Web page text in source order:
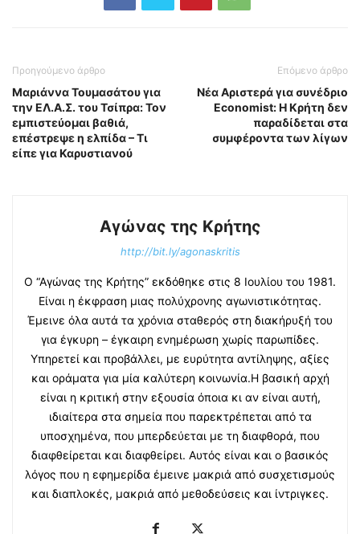
Προηγούμενο άρθρο
Μαριάννα Τουμασάτου για
την ΕΛ.Α.Σ. του Τσίπρα: Τον
εμπιστεύομαι βαθιά,
επέστρεψε η ελπίδα – Τι
είπε για Καρυστιανού
Επόμενο άρθρο
Νέα Αριστερά για συνέδριο
Economist: Η Κρήτη δεν
παραδίδεται στα
συμφέροντα των λίγων
Αγώνας της Κρήτης
http://bit.ly/agonaskritis
Ο “Αγώνας της Κρήτης” εκδόθηκε στις 8 Ιουλίου του 1981.
Είναι η έκφραση μιας πολύχρονης αγωνιστικότητας.
Έμεινε όλα αυτά τα χρόνια σταθερός στη διακήρυξή του
για έγκυρη – έγκαιρη ενημέρωση χωρίς παρωπίδες.
Υπηρετεί και προβάλλει, με ευρύτητα αντίληψης, αξίες
και οράματα για μία καλύτερη κοινωνία.Η βασική αρχή
είναι η κριτική στην εξουσία όποια κι αν είναι αυτή,
ιδιαίτερα στα σημεία που παρεκτρέπεται από τα
υποσχημένα, που μπερδεύεται με τη διαφθορά, που
διαφθείρεται και διαφθείρει. Αυτός είναι και ο βασικός
λόγος που η εφημερίδα έμεινε μακριά από συσχετισμούς
και διαπλοκές, μακριά από μεθοδεύσεις και ίντριγκες.